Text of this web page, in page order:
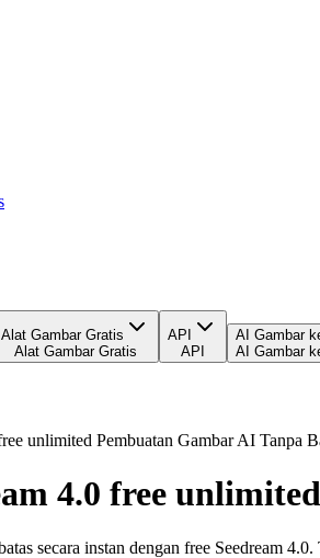
Alat Gambar Gratis
Alat Gambar Gratis
API
API
AI Gambar
AI Gambar
unlimited Pembuatan Gambar AI Tanpa
4.0 free
secara instan dengan free Seedream